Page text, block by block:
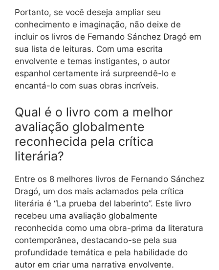
Portanto, se você deseja ampliar seu
conhecimento e imaginação, não deixe de
incluir os livros de Fernando Sánchez Dragó em
sua lista de leituras. Com uma escrita
envolvente e temas instigantes, o autor
espanhol certamente irá surpreendê-lo e
encantá-lo com suas obras incríveis.
Qual é o livro com a melhor
avaliação globalmente
reconhecida pela crítica
literária?
Entre os 8 melhores livros de Fernando Sánchez
Dragó, um dos mais aclamados pela crítica
literária é “La prueba del laberinto”. Este livro
recebeu uma avaliação globalmente
reconhecida como uma obra-prima da literatura
contemporânea, destacando-se pela sua
profundidade temática e pela habilidade do
autor em criar uma narrativa envolvente.